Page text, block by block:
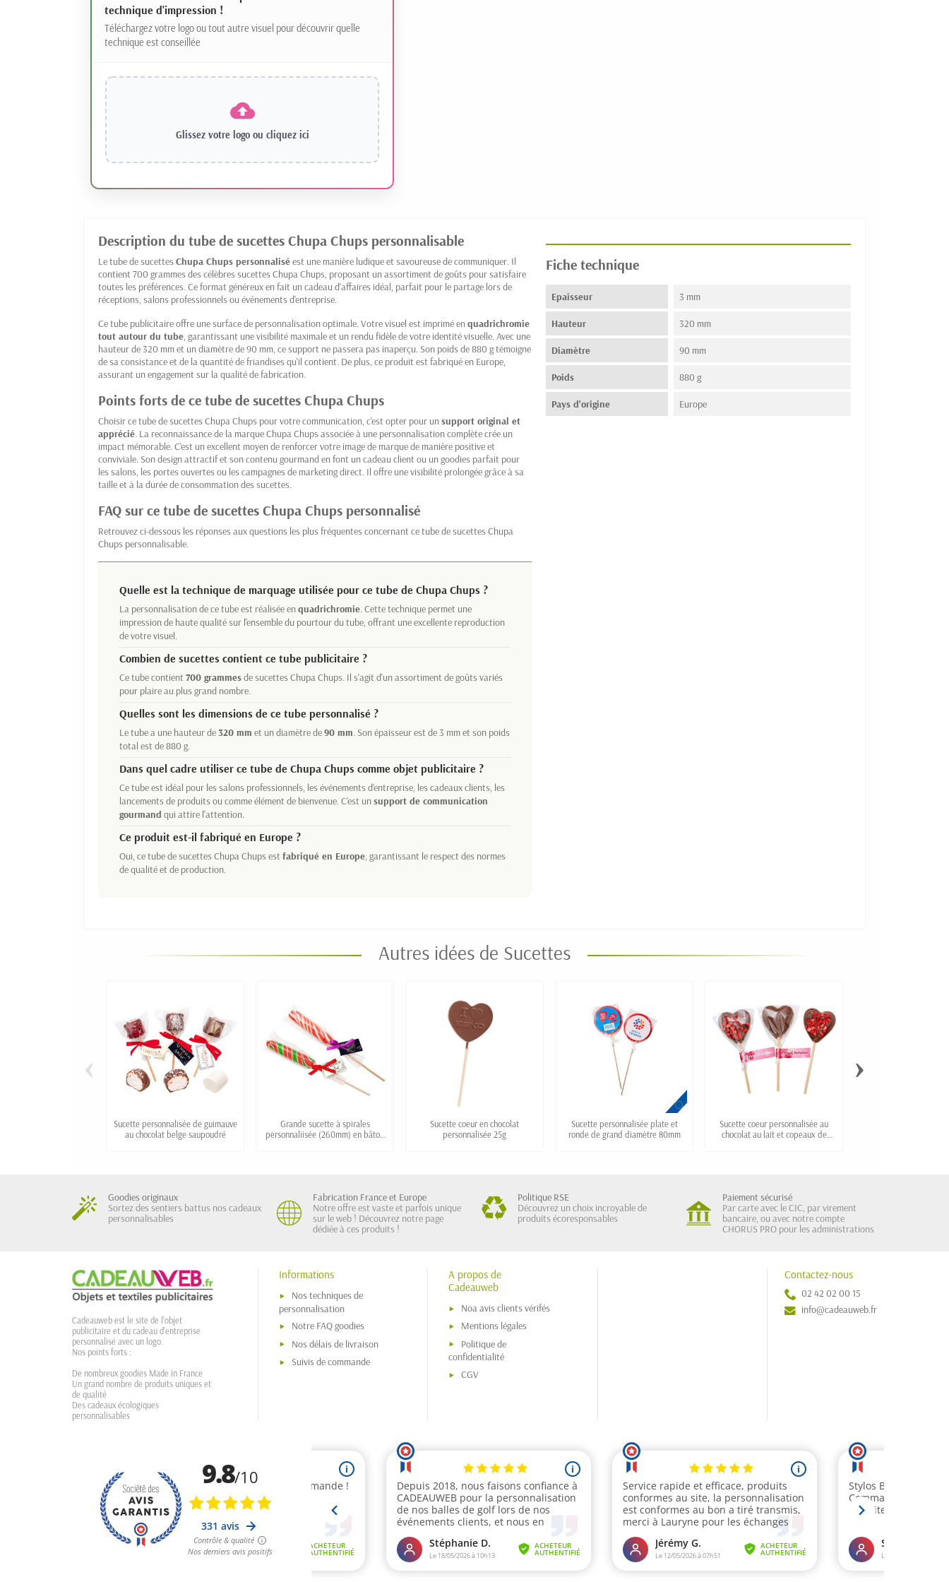
technique d'impression !
Téléchargez votre logo ou tout autre visuel pour découvrir quelle
technique est conseillée
Glissez votre logo ou cliquez ici
Description du tube de sucettes Chupa Chups personnalisable
Le tube de sucettesChupa Chups personnaliséest une manière ludique et savoureuse de communiquer. Il
contient 700 grammes des célèbres sucettes Chupa Chups, proposant un assortiment de goûts pour satisfaire
toutes les préférences. Ce format généreux en fait un cadeau d'affaires idéal, parfait pour le partage lors de
réceptions, salons professionnels ou événements d'entreprise.
Ce tube publicitaire offre une surface de personnalisation optimale. Votre visuel est imprimé enquadrichromie
tout autour du tube, garantissant une visibilité maximale et un rendu fidèle de votre identité visuelle. Avec une
hauteur de 320 mm et un diamètre de 90 mm, ce support ne passera pas inaperçu. Son poids de 880 g témoigne
de sa consistance et de la quantité de friandises qu'il contient. De plus, ce produit est fabriqué en Europe,
assurant un engagement sur la qualité de fabrication.
Points forts de ce tube de sucettes Chupa Chups
Choisir ce tube de sucettes Chupa Chups pour votre communication, c'est opter pour unsupport original et
apprécié. La reconnaissance de la marque Chupa Chups associée à une personnalisation complète crée un
impact mémorable. C'est un excellent moyen de renforcer votre image de marque de manière positive et
conviviale. Son design attractif et son contenu gourmand en font un cadeau client ou un goodies parfait pour
les salons, les portes ouvertes ou les campagnes de marketing direct. Il offre une visibilité prolongée grâce à sa
taille et à la durée de consommation des sucettes.
FAQ sur ce tube de sucettes Chupa Chups personnalisé
Retrouvez ci-dessous les réponses aux questions les plus fréquentes concernant ce tube de sucettes Chupa
Chups personnalisable.
Quelle est la technique de marquage utilisée pour ce tube de Chupa Chups ?
La personnalisation de ce tube est réalisée enquadrichromie. Cette technique permet une
impression de haute qualité sur l'ensemble du pourtour du tube, offrant une excellente reproduction
de votre visuel.
Combien de sucettes contient ce tube publicitaire ?
Ce tube contient 700 grammesde sucettes Chupa Chups. Il s'agit d'un assortiment de goûts variés
pour plaire au plus grand nombre.
Quelles sont les dimensions de ce tube personnalisé ?
Le tube a une hauteur de320 mm et un diamètre de90 mm. Son épaisseur est de 3 mm et son poids
total est de 880 g.
Dans quel cadre utiliser ce tube de Chupa Chups comme objet publicitaire ?
Ce tube est idéal pour les salons professionnels, les événements d'entreprise, les cadeaux clients, les
lancements de produits ou comme élément de bienvenue. C'est unsupport de communication
gourmand qui attire l'attention.
Ce produit est-il fabriqué en Europe ?
Oui, ce tube de sucettes Chupa Chups est fabriqué en Europe, garantissant le respect des normes
de qualité et de production.
Fiche technique
Epaisseur 3 mm
Hauteur 320 mm
Diamètre 90 mm
Poids 880 g
Pays d'origine Europe
Autres idées de Sucettes
Sucette personnalisée de guimauve
au chocolat belge saupoudré
Grande sucette à spirales
personnaliisée (260mm) en bâton
Sucette coeur en chocolat
personnalisée 25g
Sucette personnalisée plate et
ronde de grand diamètre 80mm
Sucette coeur personnalisée au
chocolat au lait et copeaux de
‹ ›
Goodies originaux
Sortez des sentiers battus nos cadeaux
personnalisables
Fabrication France et Europe
Notre offre est vaste et parfois unique
sur le web ! Découvrez notre page
dédiée à ces produits !
Politique RSE
Découvrez un choix incroyable de
produits écoresponsables
Paiement sécurisé
Par carte avec le CIC, par virement
bancaire, ou avec notre compte
CHORUS PRO pour les administrations
Cadeauweb est le site de l'objet
publicitaire et du cadeau d'entreprise
personnalisé avec un logo.
Nos points forts :
De nombreux goodies Made in France
Un grand nombre de produits uniques et
de qualité
Des cadeaux écologiques
personnalisables
Informations
Nos techniques de
personnalisation
Notre FAQ goodies
Nos délais de livraison
Suivis de commande
A propos de
Cadeauweb
Noa avis clients vérifés
Mentions légales
Politique de
confidentialité
CGV
Contactez-nous
02 42 02 00 15
info@cadeauweb.fr